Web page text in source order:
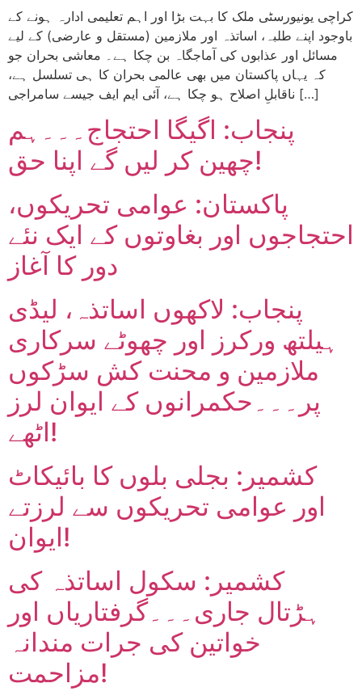
کراچی یونیورسٹی ملک کا بہت بڑا اور اہم تعلیمی ادارہ ہونے کے
باوجود اپنے طلبہ، اساتذہ اور ملازمین (مستقل و عارضی) کے لیے
مسائل اور عذابوں کی آماجگاہ بن چکا ہے۔ معاشی بحران جو
کہ یہاں پاکستان میں بھی عالمی بحران کا ہی تسلسل ہے،
ناقابلِ اصلاح ہو چکا ہے، آئی ایم ایف جیسے سامراجی […]
پنجاب: اگیگا احتجاج۔۔۔ہم
چھین کر لیں گے اپنا حق!
پاکستان: عوامی تحریکوں،
احتجاجوں اور بغاوتوں کے ایک نئے
دور کا آغاز
پنجاب: لاکھوں اساتذہ، لیڈی
ہیلتھ ورکرز اور چھوٹے سرکاری
ملازمین و محنت کش سڑکوں
پر۔۔۔حکمرانوں کے ایوان لرز
اٹھے!
کشمیر: بجلی بلوں کا بائیکاٹ
اور عوامی تحریکوں سے لرزتے
ایوان!
کشمیر: سکول اساتذہ کی
ہڑتال جاری۔۔۔گرفتاریاں اور
خواتین کی جرات مندانہ
مزاحمت!